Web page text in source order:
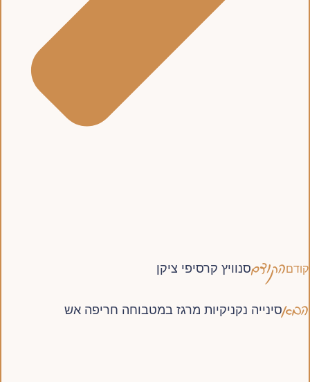
קודםהקודםסנוויץ קרסיפי ציקן
הבאסינייה נקניקיות מרגז במטבוחה חריפה אש